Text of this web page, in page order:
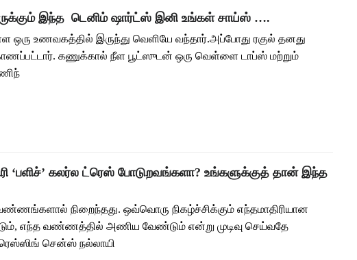
இந்த டெனிம் ஷார்ட்ஸ் இனி உங்கள் சாய்ஸ் ….
ஒரு உணவகத்தில் இருந்து வெளியே வந்தார்.அப்போது ரகுல் தனது
கணுக்கால் நீள பூட்ஸுடன் ஒரு வெள்ளை டாப்ஸ் மற்றும்
‘பளிச்’ கலர்ல ட்ரெஸ் போடுறவங்களா? உங்களுக்குத் தான் இந்த
நிறைந்தது. ஒவ்வொரு நிகழ்ச்சிக்கும் எந்தமாதிரியான
எந்த வண்ணத்தில் அணிய வேண்டும் என்று முடிவு செய்வதே
சென்ஸ் நல்லாயி